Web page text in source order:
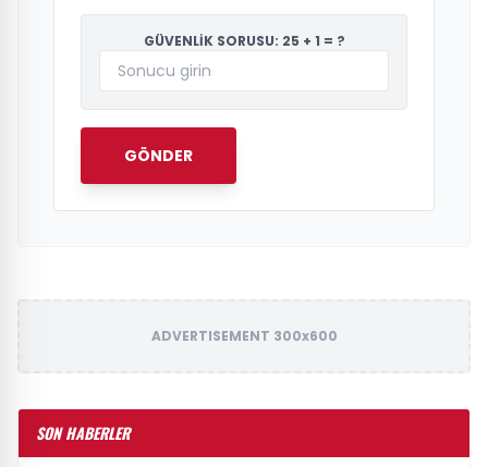
GÜVENLİK SORUSU: 25 + 1 = ?
GÖNDER
ADVERTISEMENT 300x600
SON HABERLER